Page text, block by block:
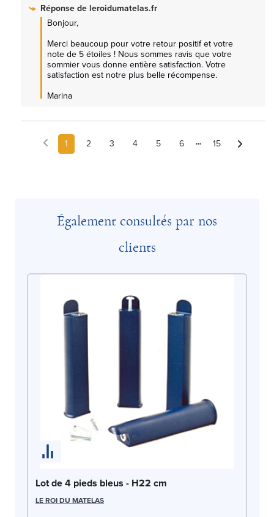
Réponse deleroidumatelas.fr
Bonjour,
Merci beaucoup pour votre retour positif et votre
note de 5 étoiles ! Nous sommes ravis que votre
sommier vous donne entière satisfaction. Votre
satisfaction est notre plus belle récompense.
Marina
1 2 3 4 5 6 15
Également consultés par nos
clients
Lot de 4 pieds bleus - H22 cm
LE ROI DU MATELAS